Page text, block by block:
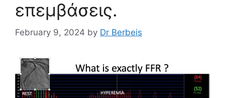
επεμβάσεις.
February 9, 2024 by Dr Berbeis